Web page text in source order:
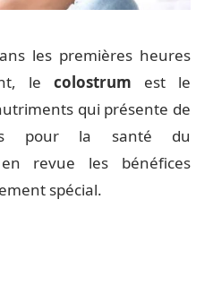
les premières heures
le colostrum est le
qui présente de
pour la santé du
revue les bénéfices
spécial.